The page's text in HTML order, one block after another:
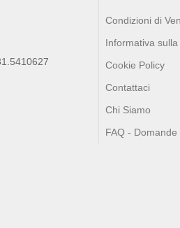
Condizioni di
Informativa
Cookie Policy
Contattaci
Chi Siamo
FAQ -